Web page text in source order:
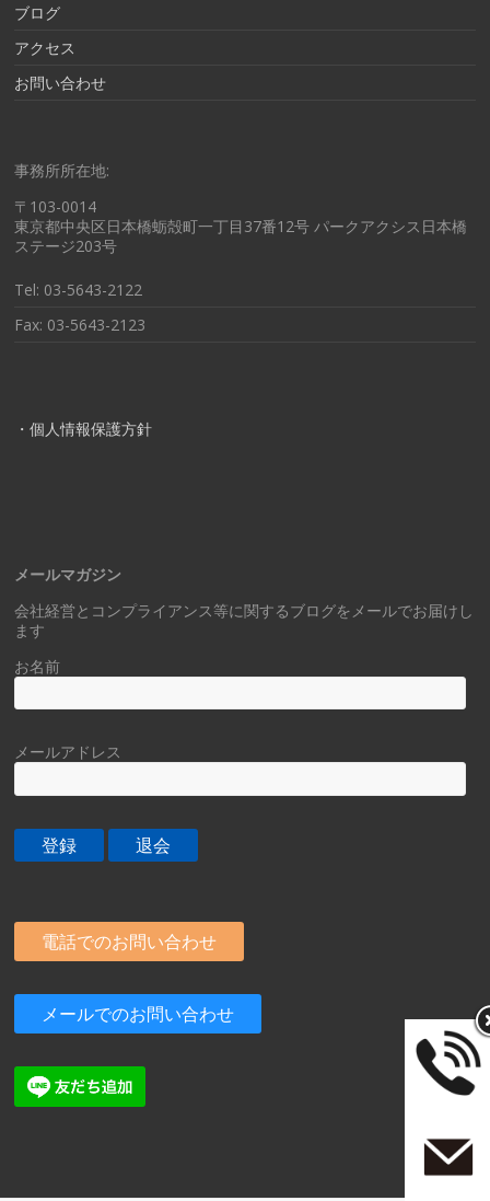
ブログ
アクセス
お問い合わせ
事務所所在地:
〒103-0014
東京都中央区日本橋蛎殻町一丁目37番12号 パークアクシス日本橋
ステージ203号
Tel: 03-5643-2122
Fax: 03-5643-2123
・個人情報保護方針
メールマガジン
会社経営とコンプライアンス等に関するブログをメールでお届けし
ます
お名前
メールアドレス
電話でのお問い合わせ
メールでのお問い合わせ